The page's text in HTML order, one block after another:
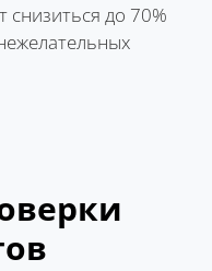
снизиться до 70%